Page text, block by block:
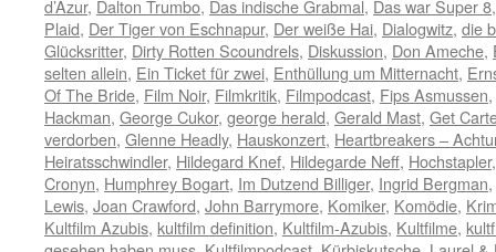
d’Azur, Dalton Trumbo, Das indische Grabmal, Das war Super 8
Plaid, Der Tiger von Eschnapur, Der weiße Hai, Dialogwitz, die
Glücksritter, Dirty Rotten Scoundrels, Diskussion, Don Ameche,
selten allein, Ein Ticket für zwei, Enthüllung um Mitternacht,
Of The Bride, Film Noir, Filmkritik, Filmpodcast, Fips Asmussen,
Hackman, George Cukor, george herald, Gerald Mast, Get
verdorben, Glenne Headly, Hauskonzert, Heartbreakers –
Heiratsschwindler, Hildegard Knef, Hildegarde Neff, Hochstapler
Cronyn, Humphrey Bogart, Im Dutzend Billiger, Ingrid Bergman,
Lewis, Joan Crawford, John Barrymore, Komiker, Komödie,
Kultfilm Azubis, kultfilm definition, Kultfilm-Azubis, Kultfilme,